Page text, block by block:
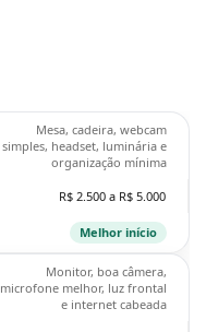
Mesa, cadeira, webcam
simples, headset, luminária e
organização mínima
R$ 2.500 a R$ 5.000
Melhor início
Monitor, boa câmera,
microfone melhor, luz frontal
e internet cabeada